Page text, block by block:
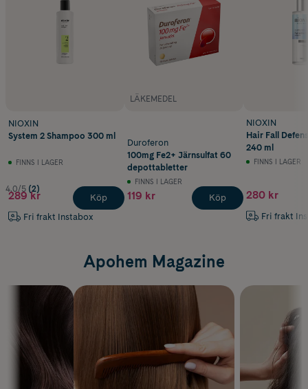
NIOXIN
System 2 Shampoo 300 ml
FINNS I LAGER
4.0/5 (2)
289 kr
Fri frakt Instabox
Köp
LÄKEMEDEL
Duroferon
100mg Fe2+ Järnsulfat 60
depottabletter
FINNS I LAGER
119 kr Köp
NIOXIN
Hair Fall
240 ml
FINNS I LAGER
280 kr
Fri frakt
Apohem Magazine